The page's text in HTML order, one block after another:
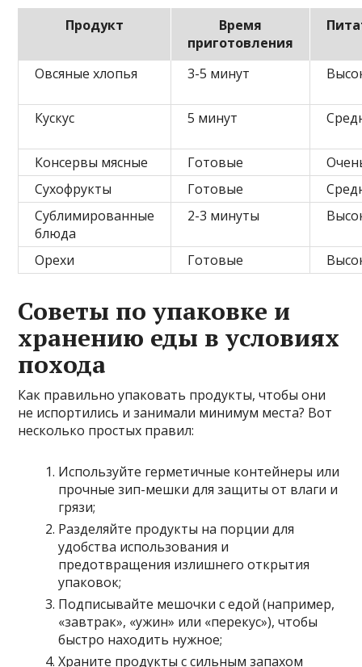
Продукт
Время
приготовления
Овсяные хлопья 3-5 минут
Кускус 5 минут
Консервы мясные Готовые
Сухофрукты
Готовые
Сублимированные
блюда
2-3 минуты
Орехи Готовые
Советы по упаковке и
хранению еды в условиях
похода
Как правильно упаковать продукты, чтобы они
не испортились и занимали минимум места? Вот
несколько простых правил:
Используйте герметичные контейнеры или
прочные зип-мешки для защиты от влаги и
грязи;
Разделяйте продукты на порции для
удобства использования и
предотвращения излишнего открытия
упаковок;
Подписывайте мешочки с едой (например,
«завтрак», «ужин» или «перекус»), чтобы
быстро находить нужное;
Храните продукты с сильным запахом